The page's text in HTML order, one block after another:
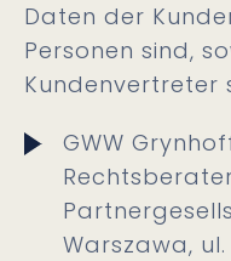
Daten der
Personen sind,
Kundenvertreter
GWW
Warszawa,